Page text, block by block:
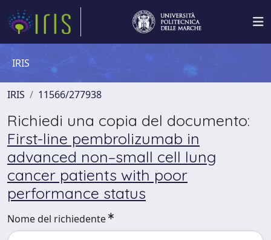
IRIS
IRIS 11566/277938
Richiedi una copia del documento:
First-line pembrolizumab in
advanced non–small cell lung
cancer patients with poor
performance status
Nome del richiedente